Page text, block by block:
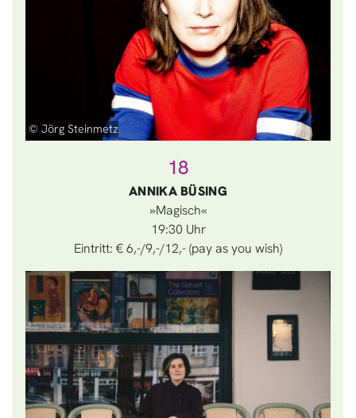
© Jörg Steinmetz
18
ANNIKA BÜSING
»Magisch«
19:30
Eintritt: € 6,-/9,-/12,- (pay as you wish)